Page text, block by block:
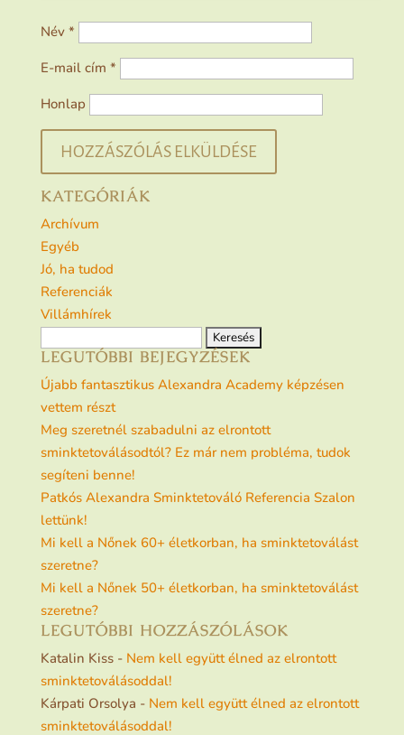
Név *
E-mail cím *
Honlap
KATEGÓRIÁK
Archívum
Egyéb
Jó, ha tudod
Referenciák
Villámhírek
LEGUTÓBBI BEJEGYZÉSEK
Újabb fantasztikus Alexandra Academy képzésen
vettem részt
Meg szeretnél szabadulni az elrontott
sminktetoválásodtól? Ez már nem probléma, tudok
segíteni benne!
Patkós Alexandra Sminktetováló Referencia Szalon
lettünk!
Mi kell a Nőnek 60+ életkorban, ha sminktetoválást
szeretne?
Mi kell a Nőnek 50+ életkorban, ha sminktetoválást
szeretne?
LEGUTÓBBI HOZZÁSZÓLÁSOK
Katalin Kiss- Nem kell együtt élned az elrontott
sminktetoválásoddal!
Kárpati Orsolya - Nem kell együtt élned az elrontott
sminktetoválásoddal!